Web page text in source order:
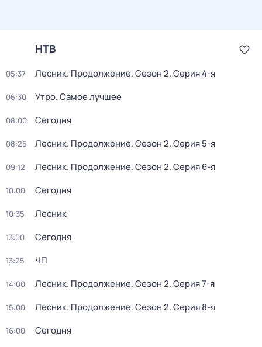
НТВ
05:37 Лесник. Продолжение. Сезон 2. Серия 4-я
06:30 Утро. Самое лучшее
08:00 Сегодня
08:25 Лесник. Продолжение. Сезон 2. Серия 5-я
09:12 Лесник. Продолжение. Сезон 2. Серия 6-я
10:00 Сегодня
10:35 Лесник
13:00 Сегодня
13:25 ЧП
14:00 Лесник. Продолжение. Сезон 2. Серия 7-я
15:00 Лесник. Продолжение. Сезон 2. Серия 8-я
16:00 Сегодня